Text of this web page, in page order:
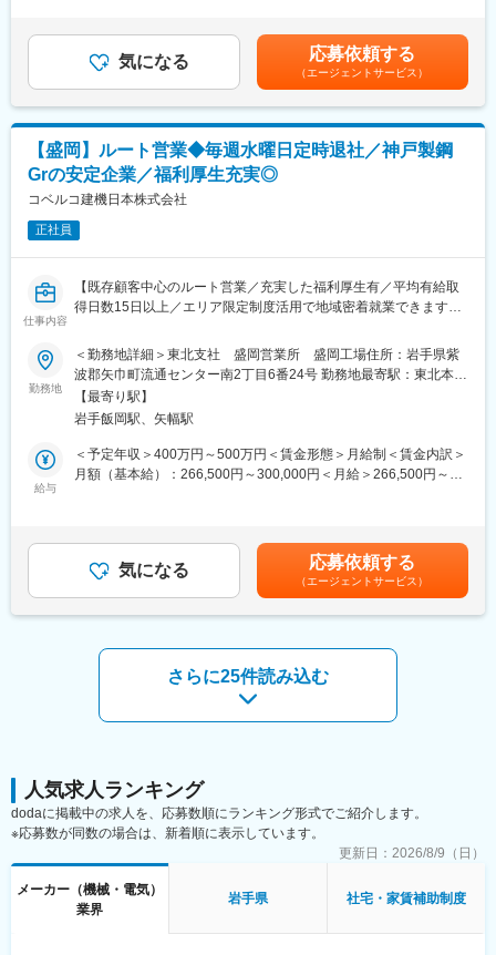
入社後は3か月間の座学・工場研修を通じて基礎知識を習得いただ
き、その後は配属部署でのOJTを通じて実務を学んでいただきま
す。エネルギー管理士、電気主任技術者、高圧ガス関連資格な
ど、業務に必要な資格の取得も会社がサポートしており、社内研
修や勉強会など学べる環境を整えています。
■環境
・個人ロッカー、シャワー室（一部拠点）、食堂完備
・半導体製造装置工場のため快適な環境
■部署として目指している姿
既存商品のシェア維持、特注商品の拡販を通し、工事業者の困り
ごとを解決に導く。
入社後、6ヶ月は研修期間とし、営業としての基礎および営業所の
流れを把握。
営業：代理店営業および建築現場への訪問。
新規顧客への訪問活動も行いますが、既に取引のあるお客様から
業界内の認知度が高く、営業活動が進めやすい環境です。
盛岡営業所：9名
・営業3名（平均年齢42歳）
・商品管理3名（平均年齢49歳）
■キャリアパス
1）入社後5年間は盛岡営業所勤務。その後、キャリアアップを見
2）盛岡営業所で経験・知識を身につけた後、他営業所の次席・所
長に昇格する際に異動。
◎インフラを支える安定メーカー
電気設備資材を扱う企業として、建物やインフラの裏側を支える
重要な役割を担っています。
事業領域です。
変更の範囲：会社の定める業務
(月額)は固定手当を含めた表記です。
気になる 応募依頼する
（エージェントサービス）
【盛岡】ルート営業◆毎週水曜日定時退社／神戸製鋼
Grの安定企業／福利厚生充実◎
コベルコ建機日本株式会社
正社員
仕事内容
【既存顧客中心のルート営業／充実した福利厚生有／平均有給取
得日数15日以上／エリア限定制度活用で地域密着就業できます
■職務概要：
建設機械･運搬機械の販売ならびにサービスを提供する同社で、油
圧ショベルを中心とした、建設機械の営業をお任せします。
・営業方法：主にルート営業となり、建設会社や建機のレンタル
会社等を対象にコベルコ建機製の建設機械を販売します。
・顧客属性：既存のお客様が中心になる為、買い替えの提案がメ
インとなります。他にも、新規のお客様への開拓営業や、販売代
ますが概ね数十台を個人目標に販売台数が割り振られます。
・商材：油圧ショベルをメインに、ホイールローダや用途別専用
機（建物解体機、自動車解体機、資源リサイクル用機械、林業用
◇詳細URL：https://www.kobelco-kenki.co.jp/products/#model
◇ICT建機：https://www.kobelco-kenki.co.jp/pickup/horunavi/
まずは先輩社員と同行し、OJTを通して教育していきます。その
■キャリアパス：
入社時は営業担当での採用となりますが将来的には営業所長、支
社長といったキャリアパスをご用意しております。
■働き方：
・残業：平均月30h程度となっております。また水曜日の定時退
勤務地
＜勤務地詳細＞東北支社 盛岡営業所 盛岡工場住所：岩手県紫
波郡矢巾町流通センター南2丁目6番24号 勤務地最寄駅：東北本線
／岩手飯岡駅受動喫煙対策：屋内全面禁煙変更の範囲：会社の定
める事業所
【最寄り駅】
岩手飯岡駅、矢幅駅
給与
＜予定年収＞400万円～500万円＜賃金形態＞月給制＜賃金内訳＞
月額（基本給）：266,500円～300,000円＜月給＞266,500円～
考を通じて上下する可能性があります。月給(月額)は固定手当を含
めた表記です。
気になる 応募依頼する
（エージェントサービス）
さらに25件読み込む
人気求人ランキング
dodaに掲載中の求人を、応募数順にランキング形式でご紹介します。
※応募数が同数の場合は、新着順に表示しています。
更新日： 2026/8/9（日）
メーカー（機械・電気）
業界
岩手県 社宅・家賃補助制度